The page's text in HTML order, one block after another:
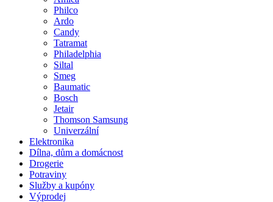
Philco
Ardo
Candy
Tatramat
Philadelphia
Siltal
Smeg
Baumatic
Bosch
Jetair
Thomson Samsung
Univerzální
Elektronika
Dílna, dům a domácnost
Drogerie
Potraviny
Služby a kupóny
Výprodej